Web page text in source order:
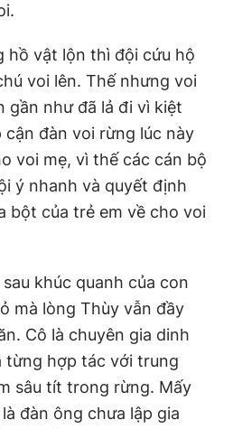
hồ vật lộn thì đội cứu hộ
voi lên. Thế nhưng voi
gần như đã lả đi vì kiệt
đàn voi rừng lúc này
voi mẹ, vì thế các cán bộ
ý nhanh và quyết định
bột của trẻ em về cho voi
khúc quanh của con
mà lòng Thùy vẫn đầy
Cô là chuyên gia dinh
từng hợp tác với trung
sâu tít trong rừng. Mấy
đàn ông chưa lập gia